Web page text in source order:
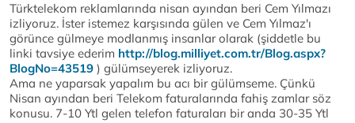
Türktelekom reklamlarında nisan ayından beri Cem Yılmazı
izliyoruz. İster istemez karşısında gülen ve Cem Yılmaz'ı
görünce gülmeye modlanmış insanlar olarak (şiddetle bu
linki tavsiye ederim http://blog.milliyet.com.tr/Blog.aspx?
BlogNo=43519 ) gülümseyerek izliyoruz.
Ama ne yaparsak yapalım bu acı bir gülümseme. Çünkü
Nisan ayından beri Telekom faturalarında fahiş zamlar söz
konusu. 7-10 Ytl gelen telefon faturaları bir anda 30-35 Ytl